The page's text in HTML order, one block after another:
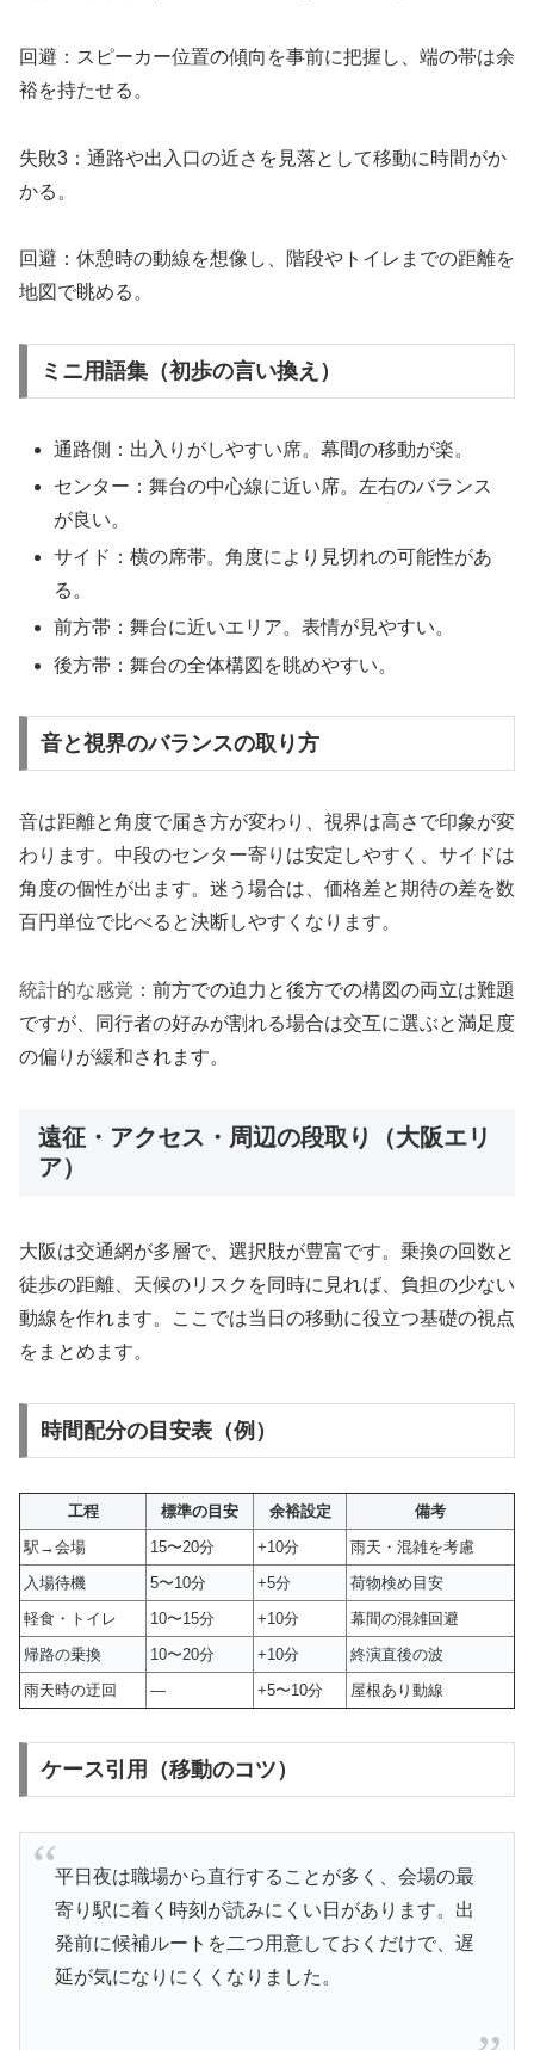
回避：スピーカー位置の傾向を事前に把握し、端の帯は余
裕を持たせる。
失敗3：通路や出入口の近さを見落として移動に時間がか
かる。
回避：休憩時の動線を想像し、階段やトイレまでの距離を
地図で眺める。
ミニ用語集（初歩の言い換え）
通路側：出入りがしやすい席。幕間の移動が楽。
センター：舞台の中心線に近い席。左右のバランス
が良い。
サイド：横の席帯。角度により見切れの可能性があ
る。
前方帯：舞台に近いエリア。表情が見やすい。
後方帯：舞台の全体構図を眺めやすい。
音と視界のバランスの取り方
音は距離と角度で届き方が変わり、視界は高さで印象が変
わります。中段のセンター寄りは安定しやすく、サイドは
角度の個性が出ます。迷う場合は、価格差と期待の差を数
百円単位で比べると決断しやすくなります。
統計的な感覚 ：前方での迫力と後方での構図の両立は難題
ですが、同行者の好みが割れる場合は交互に選ぶと満足度
の偏りが緩和されます。
遠征・アクセス・周辺の段取り（大阪エリ
ア）
大阪は交通網が多層で、選択肢が豊富です。乗換の回数と
徒歩の距離、天候のリスクを同時に見れば、負担の少ない
動線を作れます。ここでは当日の移動に役立つ基礎の視点
をまとめます。
時間配分の目安表（例）
工程 標準の目安 余裕設定
備考
駅→会場
15〜20分 +10分
雨天・混雑を考慮
入場待機
5〜10分 +5分
荷物検め目安
軽食・トイレ
10〜15分 +10分
幕間の混雑回避
帰路の乗換
10〜20分 +10分
終演直後の波
雨天時の迂回
— +5〜10分 屋根あり動線
ケース引用（移動のコツ）
平日夜は職場から直行することが多く、会場の最
寄り駅に着く時刻が読みにくい日があります。出
発前に候補ルートを二つ用意しておくだけで、遅
延が気になりにくくなりました。